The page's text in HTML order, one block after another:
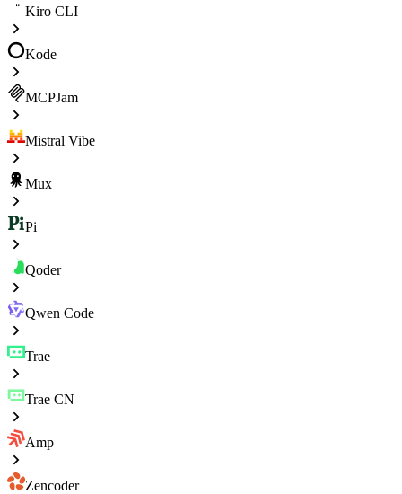
Kiro CLI
Kode
MCPJam
Mistral Vibe
Mux
Pi
Qoder
Qwen Code
Trae
Trae CN
Amp
Zencoder